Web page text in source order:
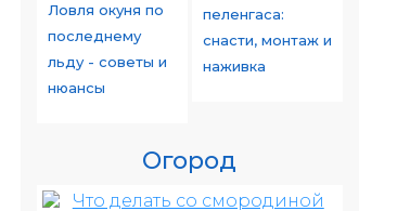
Ловля окуня по
последнему
льду - советы и
нюансы
пеленгаса:
снасти, монтаж и
наживка
Огород